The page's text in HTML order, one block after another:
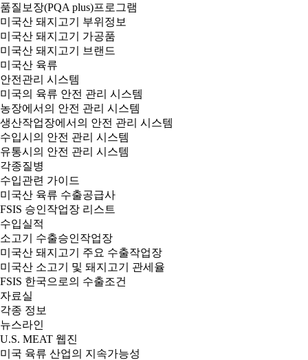
품질보장(PQA plus)프로그램
미국산 돼지고기 부위정보
미국산 돼지고기 가공품
미국산 돼지고기 브랜드
미국산 육류
안전관리 시스템
미국의 육류 안전 관리 시스템
농장에서의 안전 관리 시스템
생산작업장에서의 안전 관리 시스템
수입시의 안전 관리 시스템
유통시의 안전 관리 시스템
각종질병
수입관련 가이드
미국산 육류 수출공급사
FSIS 승인작업장 리스트
수입실적
소고기 수출승인작업장
미국산 돼지고기 주요 수출작업장
미국산 소고기 및 돼지고기 관세율
FSIS 한국으로의 수출조건
자료실
각종 정보
뉴스라인
U.S. MEAT 웹진
미국 육류 산업의 지속가능성